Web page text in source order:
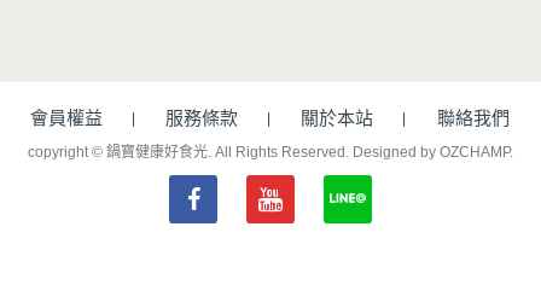
會員權益 服務條款 關於本站 聯絡我們
copyright © 鍋寶健康好食光. All Rights Reserved. Designed by OZCHAMP.